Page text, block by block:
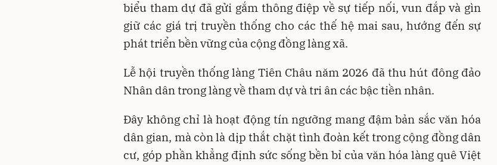
biểu tham dự đã gửi gắm thông điệp về sự tiếp nối, vun đắp và gìn
giữ các giá trị truyền thống cho các thế hệ mai sau, hướng đến sự
phát triển bền vững của cộng đồng làng xã.
Lễ hội truyền thống làng Tiên Châu năm 2026 đã thu hút đông đảo
Nhân dân trong làng về tham dự và tri ân các bậc tiền nhân.
Đây không chỉ là hoạt động tín ngưỡng mang đậm bản sắc văn hóa
dân gian, mà còn là dịp thắt chặt tình đoàn kết trong cộng đồng dân
cư, góp phần khẳng định sức sống bền bỉ của văn hóa làng quê Việt